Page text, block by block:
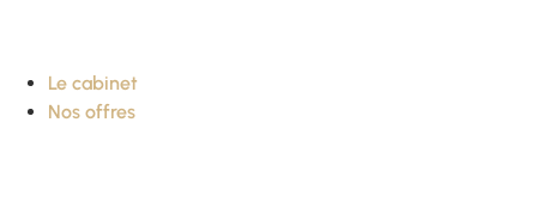
Le cabinet
Nos offres